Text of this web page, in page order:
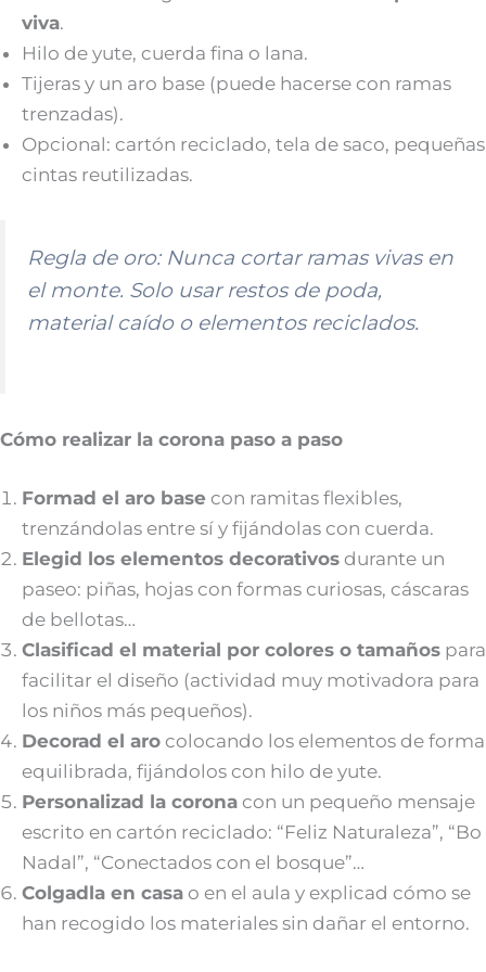
viva.
Hilo de yute, cuerda fina o lana.
Tijeras y un aro base (puede hacerse con ramas
trenzadas).
Opcional: cartón reciclado, tela de saco, pequeñas
cintas reutilizadas.
Regla de oro:Nunca cortar ramas vivas en
el monte. Solo usar restos de poda,
material caído o elementos reciclados.
Cómo realizar la corona paso a paso
Formad el aro base con ramitas flexibles,
trenzándolas entre sí y fijándolas con cuerda.
Elegid los elementos decorativos durante un
paseo: piñas, hojas con formas curiosas, cáscaras
de bellotas…
Clasificad el material por colores o tamaños para
facilitar el diseño (actividad muy motivadora para
los niños más pequeños).
Decorad el aro colocando los elementos de forma
equilibrada, fijándolos con hilo de yute.
Personalizad la corona con un pequeño mensaje
escrito en cartón reciclado: “Feliz Naturaleza”, “Bo
Nadal”, “Conectados con el bosque”…
Colgadla en casa o en el aula y explicad cómo se
han recogido los materiales sin dañar el entorno.